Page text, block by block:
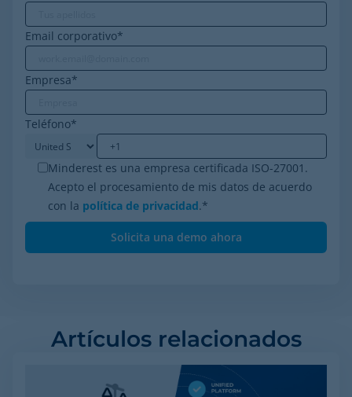
Email corporativo*
Empresa*
Teléfono*
Minderest es una empresa certificada ISO-27001.
Acepto el procesamiento de mis datos de acuerdo
con la política de privacidad.*
Artículos relacionados